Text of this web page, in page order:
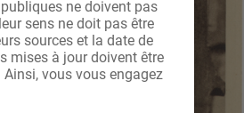
ne doivent pas
sens ne doit pas être
sources et la date de
mises à jour doivent être
Ainsi, vous vous engagez